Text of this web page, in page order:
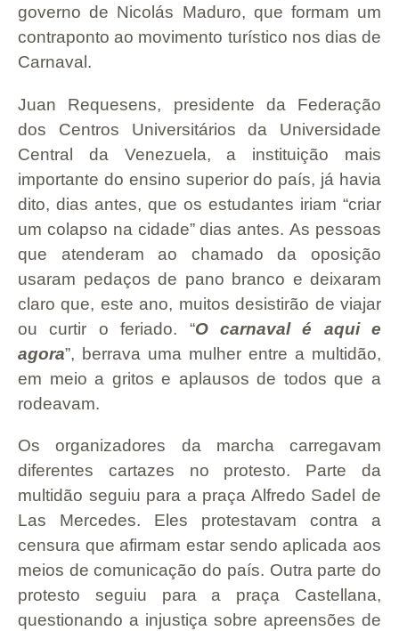
governo de Nicolás Maduro, que formam um
contraponto ao movimento turístico nos dias de
Carnaval.
Juan Requesens, presidente da Federação
dos Centros Universitários da Universidade
Central da Venezuela, a instituição mais
importante do ensino superior do país, já havia
dito, dias antes, que os estudantes iriam “criar
um colapso na cidade” dias antes. As pessoas
que atenderam ao chamado da oposição
usaram pedaços de pano branco e deixaram
claro que, este ano, muitos desistirão de viajar
ou curtir o feriado. “O carnaval é aqui e
agora”, berrava uma mulher entre a multidão,
em meio a gritos e aplausos de todos que a
rodeavam.
Os organizadores da marcha carregavam
diferentes cartazes no protesto. Parte da
multidão seguiu para a praça Alfredo Sadel de
Las Mercedes. Eles protestavam contra a
censura que afirmam estar sendo aplicada aos
meios de comunicação do país. Outra parte do
protesto seguiu para a praça Castellana,
questionando a injustiça sobre apreensões de